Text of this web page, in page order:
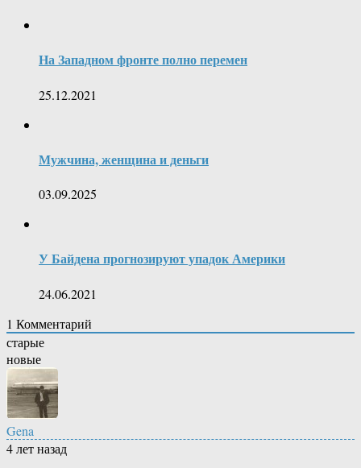
На Западном фронте полно перемен
25.12.2021
Мужчина, женщина и деньги
03.09.2025
У Байдена прогнозируют упадок Америки
24.06.2021
1 Комментарий
старые
новые
Gena
4 лет назад